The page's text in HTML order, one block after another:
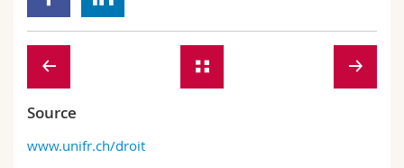
Source
www.unifr.ch/droit